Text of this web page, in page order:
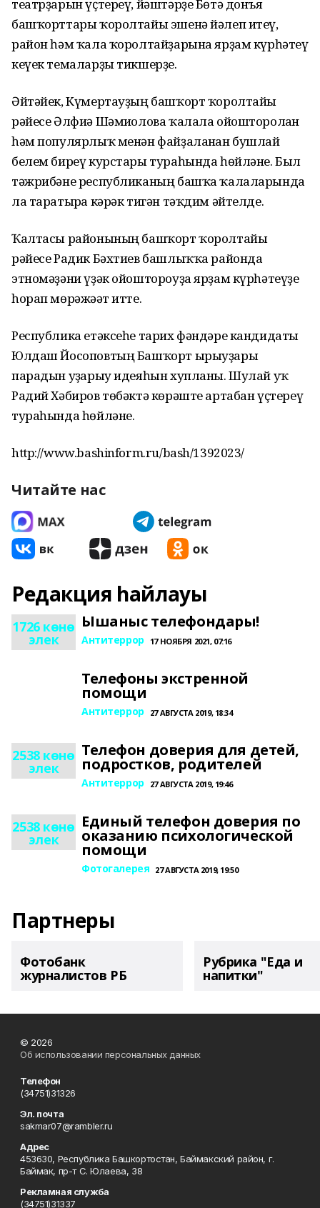
театрҙарын үҫтереү, йәштәрҙе Бөтә донъя
башҡорттары ҡоролтайы эшенә йәлеп итеү,
район һәм ҡала ҡоролтайҙарына ярҙам күрһәтеү
кеүек темаларҙы тикшерҙе.
Әйтәйек, Күмертауҙың башҡорт ҡоролтайы
рәйесе Әлфиә Шәмиғолова ҡалала ойошторолған
һәм популярлыҡ менән файҙаланған бушлай
белем биреү курстары тураһында һөйләне. Был
тәжрибәне республиканың башҡа ҡалаларында
ла таратырға кәрәк тигән тәҡдим әйтелде.
Ҡалтасы районының башҡорт ҡоролтайы
рәйесе Радик Бәхтиев башлыҡҡа районда
этномәҙәни үҙәк ойоштороуҙа ярҙам күрһәтеүҙе
һорап мөрәжәғәт итте.
Республика етәксеһе тарих фәндәре кандидаты
Юлдаш Йосоповтың Башҡорт ырыуҙары
парадын уҙғарыу идеяһын хупланы. Шулай уҡ
Радий Хәбиров төбәктә көрәште артабан үҫтереү
тураһында һөйләне.
http://www.bashinform.ru/bash/1392023/
Читайте нас
Редакция һайлауы
1726 көнө
элек
Ышаныс телефондары!
Антитеррор 17 НОЯБРЯ 2021, 07:16
Телефоны экстренной
помощи
Антитеррор 27 АВГУСТА 2019, 18:34
2538 көнө
элек
Телефон доверия для детей,
подростков, родителей
Антитеррор 27 АВГУСТА 2019, 19:46
2538 көнө
элек
Единый телефон доверия по
оказанию психологической
помощи
Фотогалерея 27 АВГУСТА 2019, 19:50
Партнеры
Фотобанк
журналистов РБ
Рубрика "Еда и
напитки"
© 2026
Об использовании персональных данных
Телефон
(34751)31326
Эл. почта
sakmar07@rambler.ru
Адрес
453630, Республика Башкортостан, Баймакский район, г.
Баймак, пр-т С. Юлаева, 38
Рекламная служба
(34751)31337